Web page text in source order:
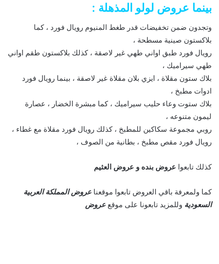
بينما عروض لولو المذهلة :
وتجدون ضمن تخفيضات قدر طغط المنيوم رويال فورد ، كما
بلاكستون صينية مسطحة ،
رويال فورد طبق اواني طهي غير لاصقة ، كذلك بلاكستون طقم اواني
طهي سيراميك ،
بلاك ستون مقلاة ، ايزي بلان مقلاة غير لاصقة ، بينما رويال فورد
ادوات مطبخ ،
بلاك ستوت وعاء حليب سيراميك ، كما مبشرة الخضار ، عصارة
ليمون متنوعه ،
روبي مجموعة سكاكين للمطبخ ، كذلك رويال فورد مقلاة مع غطاء ،
رويال فورد مقص مطبخ ، بطانية من الصوف ،
كذلك تابعوا عروض بنده و عروض العثيم
كما ولمعرفة باقي العروض تابعوا موقعنا عروض المملكة العربية
السعودية وللمزيد تابعونا على موقع عروض